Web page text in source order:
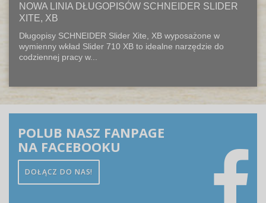
NOWA LINIA DŁUGOPISÓW SCHNEIDER SLIDER
XITE, XB
Długopisy SCHNEIDER Slider Xite, XB wyposażone w
wymienny wkład Slider 710 XB to idealne narzędzie do
codziennej pracy w...
POLUB NASZ FANPAGE
NA FACEBOOKU
DOŁĄCZ DO NAS!